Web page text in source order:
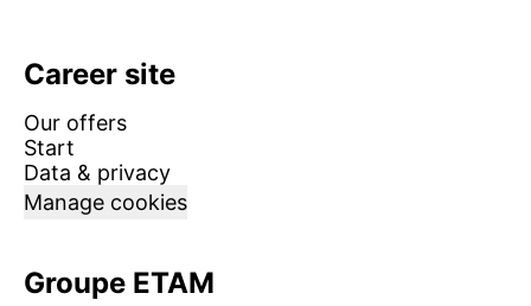
Career site
Our offers
Start
Data & privacy
Manage cookies
Groupe ETAM